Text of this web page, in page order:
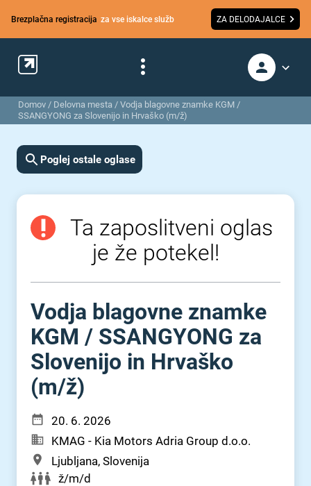
Brezplačna registracija za vse iskalce služb ZA DELODAJALCE
Domov / Delovna mesta / Vodja blagovne znamke KGM /
SSANGYONG za Slovenijo in Hrvaško (m/ž)
Poglej ostale oglase
Ta zaposlitveni oglas
je že potekel!
Vodja blagovne znamke
KGM ⁠/⁠ SSANGYONG za
Slovenijo in Hrvaško
(m⁠/⁠ž)
20. 6. 2026
KMAG - Kia Motors Adria Group d.o.o.
Ljubljana, Slovenija
ž/m/d